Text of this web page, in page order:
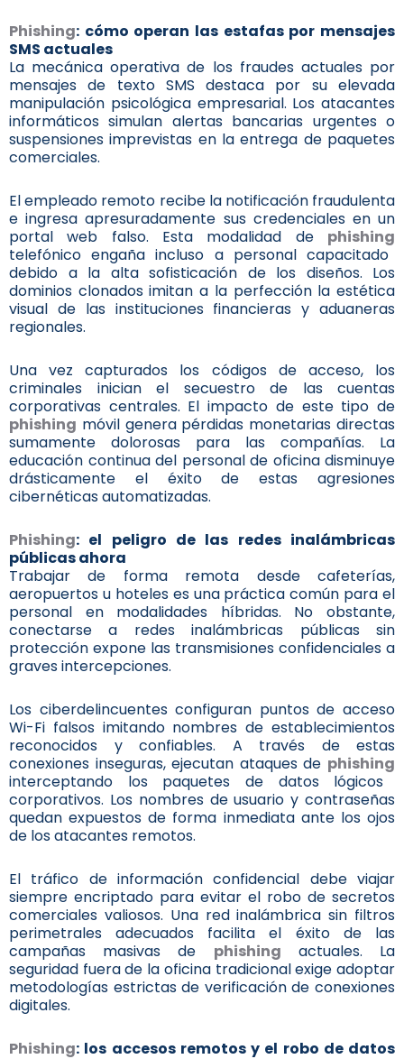
Phishing: cómo operan las estafas por mensajes
SMS actuales
La mecánica operativa de los fraudes actuales por
mensajes de texto SMS destaca por su elevada
manipulación psicológica empresarial. Los atacantes
informáticos simulan alertas bancarias urgentes o
suspensiones imprevistas en la entrega de paquetes
comerciales.
El empleado remoto recibe la notificación fraudulenta
e ingresa apresuradamente sus credenciales en un
portal web falso. Esta modalidad de phishing
telefónico engaña incluso a personal capacitado
debido a la alta sofisticación de los diseños. Los
dominios clonados imitan a la perfección la estética
visual de las instituciones financieras y aduaneras
regionales.
Una vez capturados los códigos de acceso, los
criminales inician el secuestro de las cuentas
corporativas centrales. El impacto de este tipo de
phishing móvil genera pérdidas monetarias directas
sumamente dolorosas para las compañías. La
educación continua del personal de oficina disminuye
drásticamente el éxito de estas agresiones
cibernéticas automatizadas.
Phishing: el peligro de las redes inalámbricas
públicas ahora
Trabajar de forma remota desde cafeterías,
aeropuertos u hoteles es una práctica común para el
personal en modalidades híbridas. No obstante,
conectarse a redes inalámbricas públicas sin
protección expone las transmisiones confidenciales a
graves intercepciones.
Los ciberdelincuentes configuran puntos de acceso
Wi-Fi falsos imitando nombres de establecimientos
reconocidos y confiables. A través de estas
conexiones inseguras, ejecutan ataques de phishing
interceptando los paquetes de datos lógicos
corporativos. Los nombres de usuario y contraseñas
quedan expuestos de forma inmediata ante los ojos
de los atacantes remotos.
El tráfico de información confidencial debe viajar
siempre encriptado para evitar el robo de secretos
comerciales valiosos. Una red inalámbrica sin filtros
perimetrales adecuados facilita el éxito de las
campañas masivas de phishing actuales. La
seguridad fuera de la oficina tradicional exige adoptar
metodologías estrictas de verificación de conexiones
digitales.
Phishing: los accesos remotos y el robo de datos